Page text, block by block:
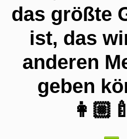
das größte
ist, das
anderen
geben